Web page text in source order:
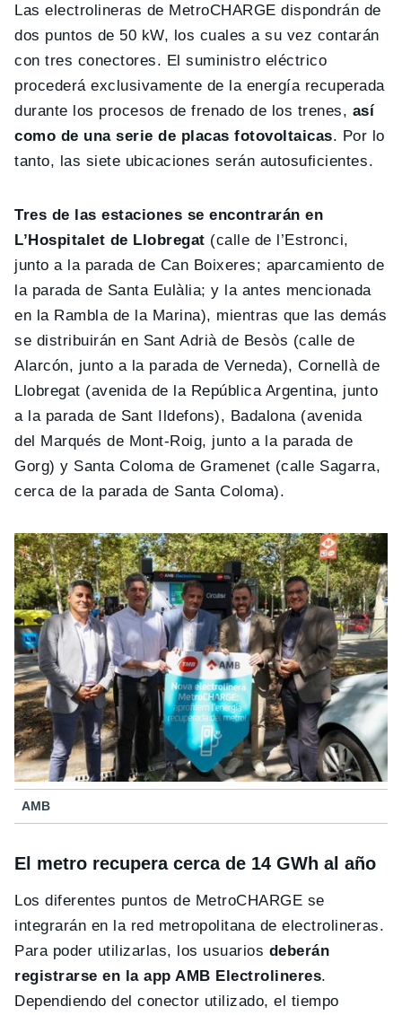
Las electrolineras de MetroCHARGE dispondrán de
dos puntos de 50 kW, los cuales a su vez contarán
con tres conectores. El suministro eléctrico
procederá exclusivamente de la energía recuperada
durante los procesos de frenado de los trenes, así
como de una serie de placas fotovoltaicas. Por lo
tanto, las siete ubicaciones serán autosuficientes.
Tres de las estaciones se encontrarán en
L’Hospitalet de Llobregat (calle de l’Estronci,
junto a la parada de Can Boixeres; aparcamiento de
la parada de Santa Eulàlia; y la antes mencionada
en la Rambla de la Marina), mientras que las demás
se distribuirán en Sant Adrià de Besòs (calle de
Alarcón, junto a la parada de Verneda), Cornellà de
Llobregat (avenida de la República Argentina, junto
a la parada de Sant Ildefons), Badalona (avenida
del Marqués de Mont-Roig, junto a la parada de
Gorg) y Santa Coloma de Gramenet (calle Sagarra,
cerca de la parada de Santa Coloma).
AMB
El metro recupera cerca de 14 GWh al año
Los diferentes puntos de MetroCHARGE se
integrarán en la red metropolitana de electrolineras.
Para poder utilizarlas, los usuarios deberán
registrarse en la app AMB Electrolineres.
Dependiendo del conector utilizado, el tiempo